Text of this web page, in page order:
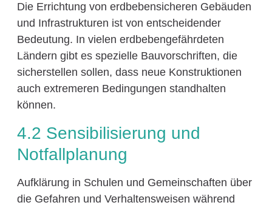
Die Errichtung von erdbebensicheren Gebäuden
und Infrastrukturen ist von entscheidender
Bedeutung. In vielen erdbebengefährdeten
Ländern gibt es spezielle Bauvorschriften, die
sicherstellen sollen, dass neue Konstruktionen
auch extremeren Bedingungen standhalten
können.
4.2 Sensibilisierung und
Notfallplanung
Aufklärung in Schulen und Gemeinschaften über
die Gefahren und Verhaltensweisen während